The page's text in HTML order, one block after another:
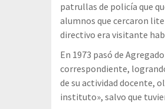
patrullas de policía que
alumnos que cercaron
directivo era visitante
En 1973 pasó de
correspondiente,
de su actividad docente,
instituto», salvo que